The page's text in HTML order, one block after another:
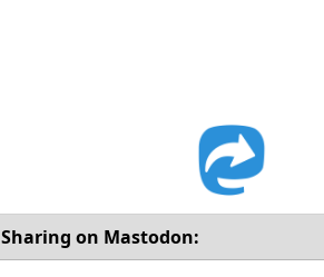
Sharing on Mastodon: